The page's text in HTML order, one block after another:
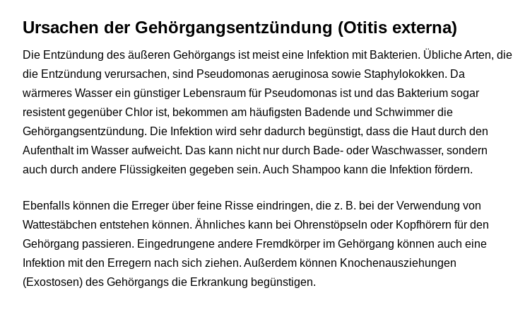
Ursachen der Gehörgangsentzündung (Otitis externa)
Die Entzündung des äußeren Gehörgangs ist meist eine Infektion mit Bakterien. Übliche Arten, die
die Entzündung verursachen, sind Pseudomonas aeruginosa sowie Staphylokokken. Da
wärmeres Wasser ein günstiger Lebensraum für Pseudomonas ist und das Bakterium sogar
resistent gegenüber Chlor ist, bekommen am häufigsten Badende und Schwimmer die
Gehörgangsentzündung. Die Infektion wird sehr dadurch begünstigt, dass die Haut durch den
Aufenthalt im Wasser aufweicht. Das kann nicht nur durch Bade- oder Waschwasser, sondern
auch durch andere Flüssigkeiten gegeben sein. Auch Shampoo kann die Infektion fördern.
Ebenfalls können die Erreger über feine Risse eindringen, die z. B. bei der Verwendung von
Wattestäbchen entstehen können. Ähnliches kann bei Ohrenstöpseln oder Kopfhörern für den
Gehörgang passieren. Eingedrungene andere Fremdkörper im Gehörgang können auch eine
Infektion mit den Erregern nach sich ziehen. Außerdem können Knochenausziehungen
(Exostosen) des Gehörgangs die Erkrankung begünstigen.